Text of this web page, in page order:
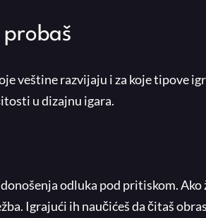
veštine razvijaju i za koje tipove
u dizajnu igara.
odluka pod pritiskom. Ako
Igrajući ih naučićeš da čitaš